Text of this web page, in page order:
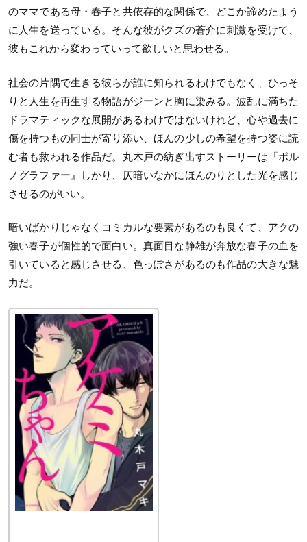
のママである母・春子と共依存的な関係で、どこか諦めたよう
に人生を送っている。そんな彼がクズの蒼介に刺激を受けて、
彼もこれから変わっていって欲しいと思わせる。
社会の片隅で生きる彼らが誰に知られるわけでもなく、ひっそ
りと人生を再生する物語がジーンと胸に染みる。波乱に満ちた
ドラマティックな展開があるわけではないけれど、心や過去に
傷を持つもの同士が寄り添い、ほんの少しの希望を持つ姿に読
む者も救われる作品だ。丸木戸の紡ぎ出すストーリーは『ポル
ノグラファー』しかり、仄暗いなかにほんのりとした光を感じ
させるのがいい。
暗いばかりじゃなくコミカルな要素があるのも良くて、アクの
強い春子が個性的で面白い。真面目な静雄が奔放な春子の血を
引いていると感じさせる、色っぽさがあるのも作品の大きな魅
力だ。